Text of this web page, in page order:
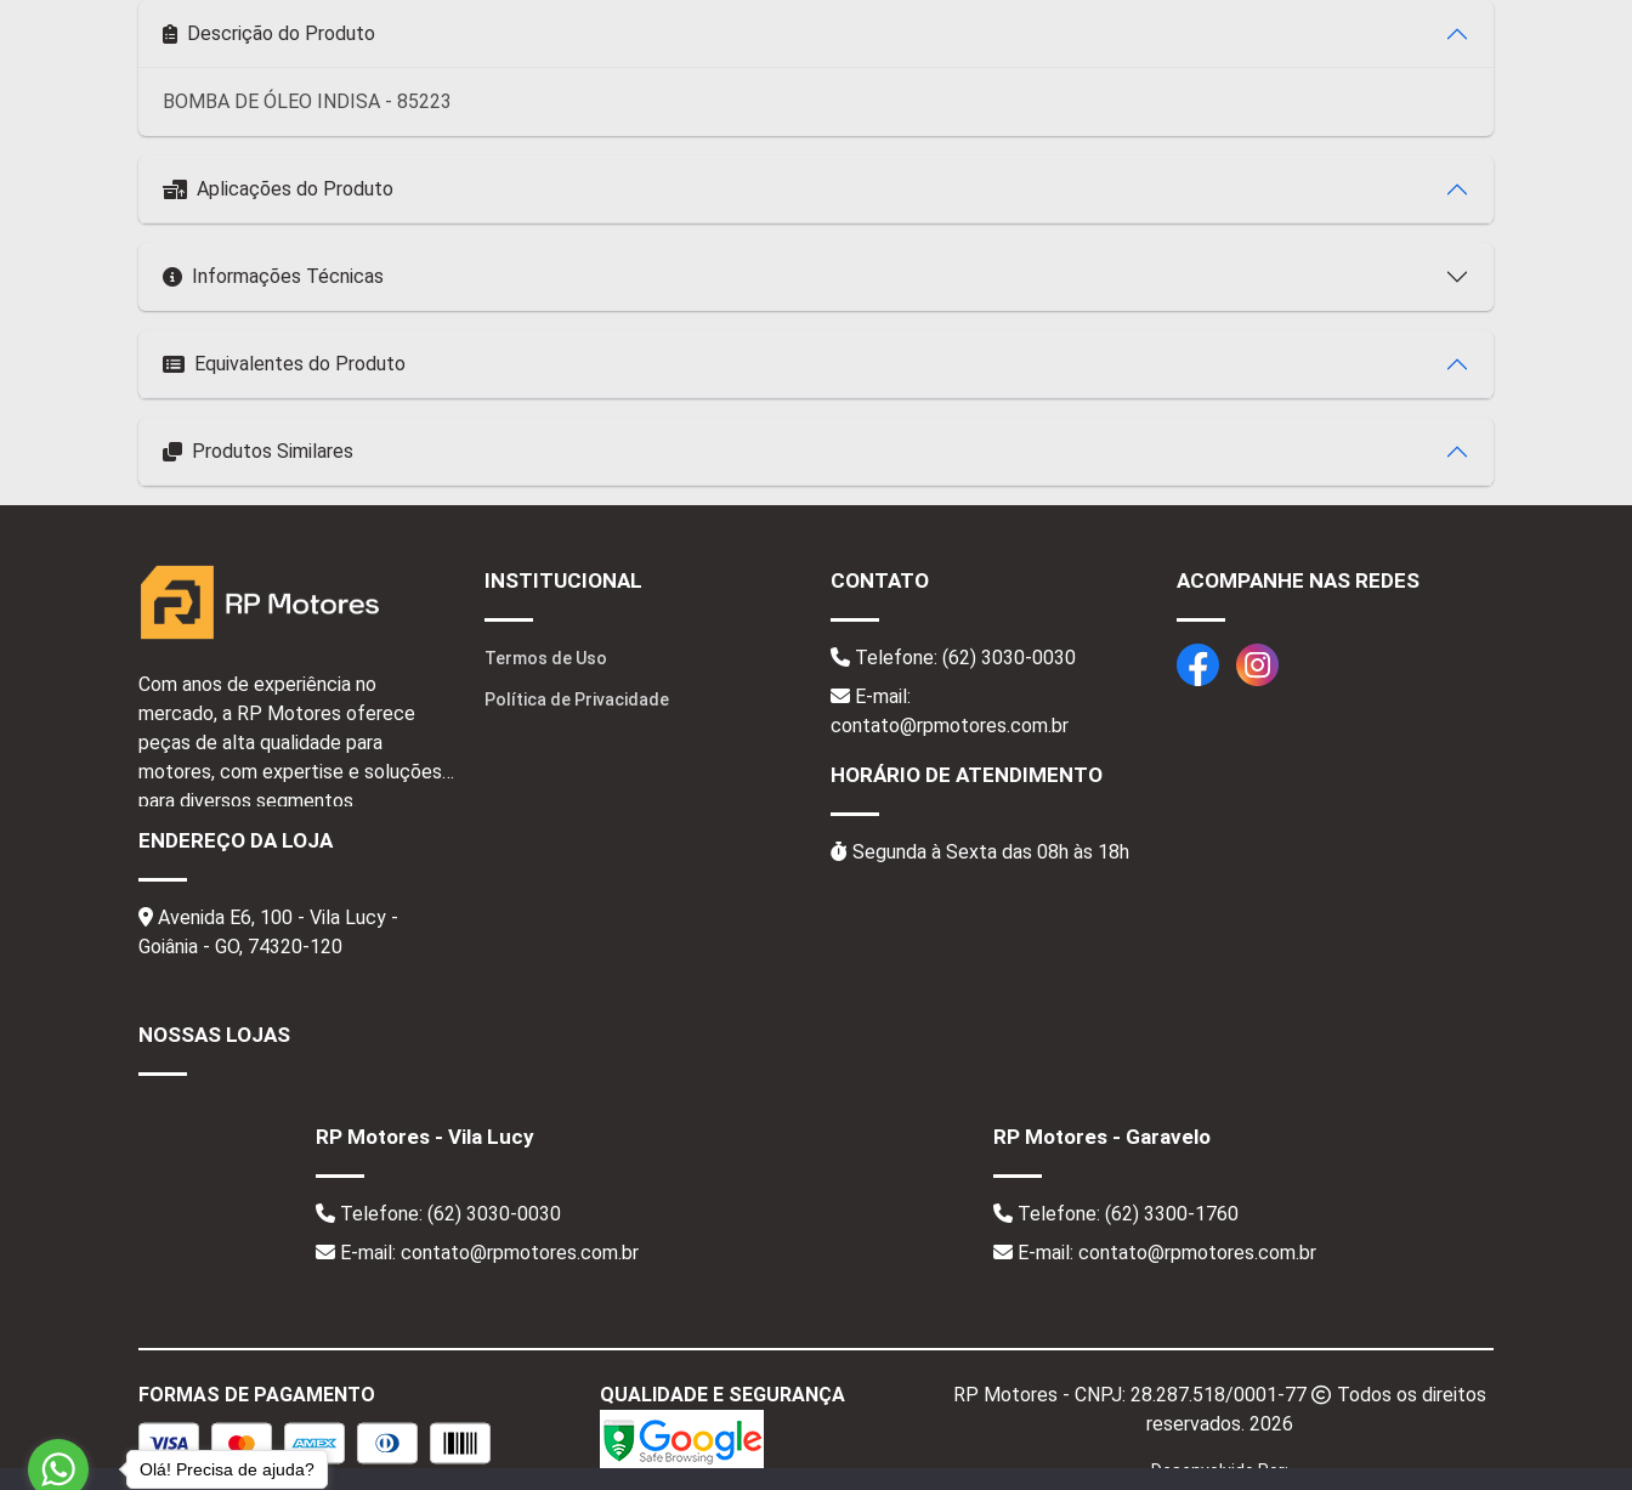
Descrição do Produto
BOMBA DE ÓLEO INDISA - 85223
Aplicações do Produto
Informações Técnicas
Equivalentes do Produto
Produtos Similares
Com anos de experiência no
mercado, a RP Motores oferece
peças de alta qualidade para
motores, com expertise e soluções
para diversos segmentos.
ENDEREÇO DA LOJA
Avenida E6, 100 - Vila Lucy -
Goiânia - GO, 74320-120
INSTITUCIONAL
Termos de Uso
Política de Privacidade
CONTATO
Telefone: (62) 3030-0030
E-mail:
contato@rpmotores.com.br
HORÁRIO DE ATENDIMENTO
Segunda à Sexta das 08h às 18h
ACOMPANHE NAS REDES
NOSSAS LOJAS
RP Motores - Vila Lucy
Telefone: (62) 3030-0030
E-mail: contato@rpmotores.com.br
RP Motores - Garavelo
Telefone: (62) 3300-1760
E-mail: contato@rpmotores.com.br
FORMAS DE PAGAMENTO QUALIDADE E SEGURANÇA RP Motores - CNPJ: 28.287.518/0001-77
Todos os direitos
reservados. 2026
Desenvolvido Por:
Olá! Precisa de ajuda?